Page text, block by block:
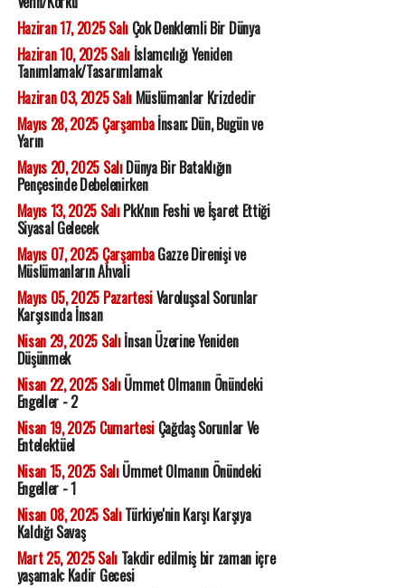
Haziran 17, 2025 SalıÇok Denklemli Bir Dünya
Haziran 10, 2025 Salıİslamcılığı Yeniden
Tanımlamak/Tasarımlamak
Haziran 03, 2025 SalıMüslümanlar Krizdedir
Mayıs 28, 2025 Çarşambaİnsan; Dün, Bugün ve
Yarın
Mayıs 20, 2025 SalıDünya Bir Bataklığın
Pençesinde Debelenirken
Mayıs 13, 2025 SalıPkk'nın Feshi ve İşaret Ettiği
Siyasal Gelecek
Mayıs 07, 2025 ÇarşambaGazze Direnişi ve
Müslümanların Ahvali
Mayıs 05, 2025 PazartesiVaroluşsal Sorunlar
Karşısında İnsan
Nisan 29, 2025 Salıİnsan Üzerine Yeniden
Düşünmek
Nisan 22, 2025 SalıÜmmet Olmanın Önündeki
Engeller - 2
Nisan 19, 2025 CumartesiÇağdaş Sorunlar Ve
Entelektüel
Nisan 15, 2025 SalıÜmmet Olmanın Önündeki
Engeller - 1
Nisan 08, 2025 SalıTürkiye'nin Karşı Karşıya
Kaldığı Savaş
Mart 25, 2025 SalıTakdir edilmiş bir zaman içre
yaşamak: Kadir Gecesi